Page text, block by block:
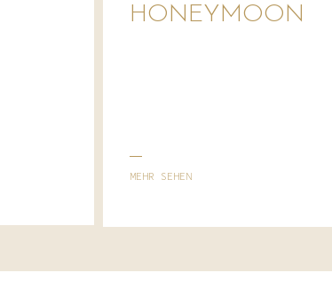
HONEYMOON
MEHR SEHEN